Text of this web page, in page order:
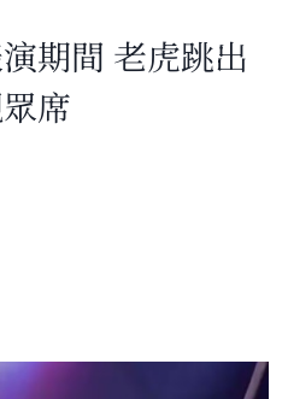
期間 老虎跳出
席